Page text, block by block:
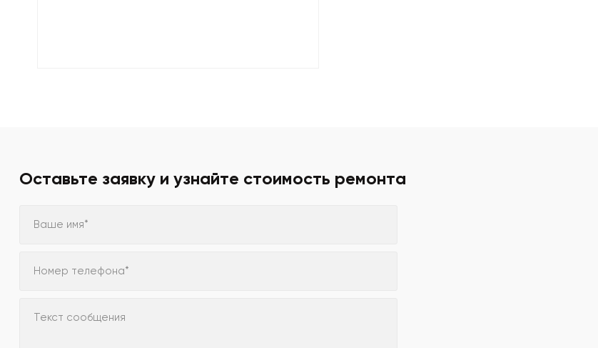
Оставьте заявку и узнайте стоимость ремонта
Ваше имя*
Номер телефона*
Текст сообщения